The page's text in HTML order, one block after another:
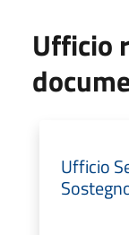
Ufficio
Ufficio